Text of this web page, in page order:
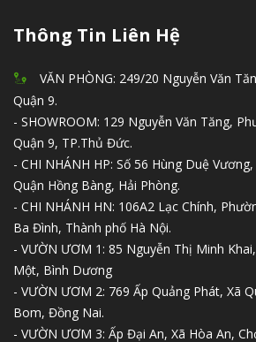
Thông Tin Liên Hệ
VĂN PHÒNG: 249/20 Nguyễn Văn
Quận 9.
- SHOWROOM: 129 Nguyễn Văn Tăng,
Quận 9, TP.Thủ Đức.
- CHI NHÁNH HP: Số 56 Hùng Duệ
Quận Hồng Bàng, Hải Phòng.
- CHI NHÁNH HN: 106A2 Lạc Chính,
Ba Đình, Thành phố Hà Nội.
- VƯỜN ƯƠM 1: 85 Nguyễn Thị Minh
Một, Bình Dương
- VƯỜN ƯƠM 2: 769 Ấp Quảng Phát, Xã
Bom, Đồng Nai.
- VƯỜN ƯƠM 3: Ấp Đại An, Xã Hòa An,